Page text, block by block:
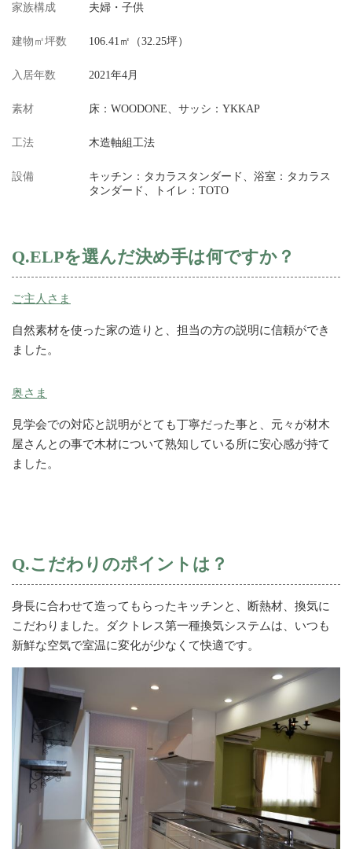
家族構成 夫婦・子供
建物㎡坪数 106.41㎡（32.25坪）
入居年数 2021年4月
素材 床：WOODONE、サッシ：YKKAP
工法 木造軸組工法
設備
キッチン：タカラスタンダード、浴室：タカラス
タンダード、トイレ：TOTO
Q.ELPを選んだ決め手は何ですか？
ご主人さま
自然素材を使った家の造りと、担当の方の説明に信頼ができ
ました。
奥さま
見学会での対応と説明がとても丁寧だった事と、元々が材木
屋さんとの事で木材について熟知している所に安心感が持て
ました。
Q.こだわりのポイントは？
身長に合わせて造ってもらったキッチンと、断熱材、換気に
こだわりました。ダクトレス第一種換気システムは、いつも
新鮮な空気で室温に変化が少なくて快適です。